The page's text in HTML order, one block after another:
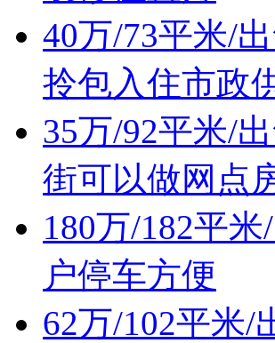
40万/73平米/
拎包入住市政
35万/92平米/
街可以做网点
180万/182平
户停车方便
62万/102平米/